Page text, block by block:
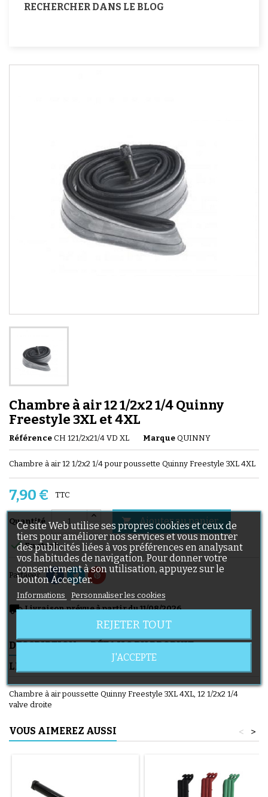
RECHERCHER DANS LE BLOG
Chambre à air 12 1/2x2 1/4 Quinny
Freestyle 3XL et 4XL
Référence CH 121/2x21/4 VD XL Marque QUINNY
Chambre à air 12 1/2x2 1/4 pour poussette Quinny Freestyle 3XL 4XL
7,90 € TTC
Quantité  Ajouter au panier
En stock
Partager
local_shippingLivraison prévue à partir du 11/08/2026
DESCRIPTION
DÉTAILS DU PRODUIT
LIVRAISON
Chambre à air poussette Quinny Freestyle 3XL 4XL, 12 1/2x2 1/4
valve droite
VOUS AIMEREZ AUSSI >
<
Ce site Web utilise ses propres cookies et ceux de
tiers pour améliorer nos services et vous montrer
des publicités liées à vos préférences en analysant
vos habitudes de navigation. Pour donner votre
consentement à son utilisation, appuyez sur le
bouton Accepter.
Informations Personnaliser les cookies
REJETER TOUT
J'ACCEPTE